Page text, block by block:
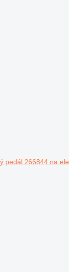
pedál 266844 na